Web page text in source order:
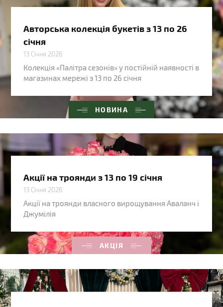
НОВИНА
Авторська колекція букетів з 13 по 26
січня
13 Січня 2026
Колекція «Палітра сезонів» у постійній наявності в
магазинах мережі з 13 по 26 січня
АКЦІЯ
Акції на троянди з 13 по 19 січня
13 Січня 2026
Акції на троянди власного вирощування Аваланч і
Джумілія